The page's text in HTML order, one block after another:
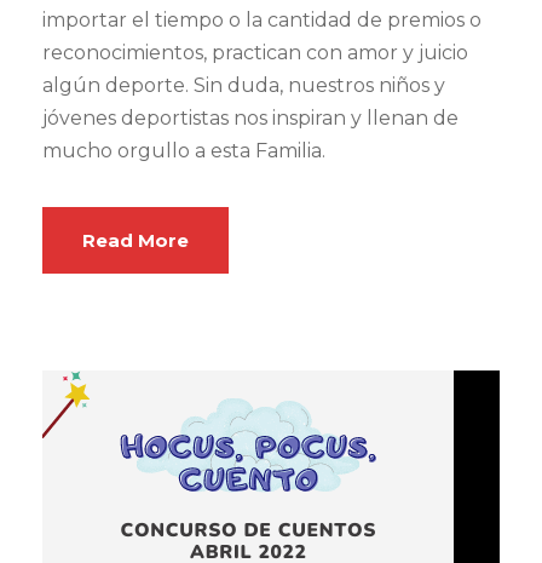
importar el tiempo o la cantidad de premios o
reconocimientos, practican con amor y juicio
algún deporte. Sin duda, nuestros niños y
jóvenes deportistas nos inspiran y llenan de
mucho orgullo a esta Familia.
Read More